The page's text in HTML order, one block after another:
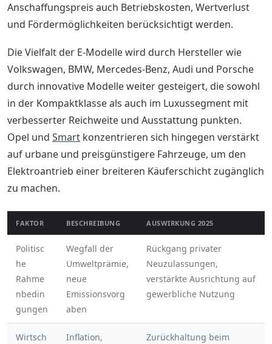
Anschaffungspreis auch Betriebskosten, Wertverlust
und Fördermöglichkeiten berücksichtigt werden.
Die Vielfalt der E-Modelle wird durch Hersteller wie
Volkswagen, BMW, Mercedes-Benz, Audi und Porsche
durch innovative Modelle weiter gesteigert, die sowohl
in der Kompaktklasse als auch im Luxussegment mit
verbesserter Reichweite und Ausstattung punkten.
Opel und Smart konzentrieren sich hingegen verstärkt
auf urbane und preisgünstigere Fahrzeuge, um den
Elektroantrieb einer breiteren Käuferschicht zugänglich
zu machen.
FAKTOR BESCHREIBUNG AUSWIRKUNG 2025
Politisc
he
Rahme
nbedin
gungen
Wegfall der
Umweltprämie,
neue
Emissionsvorg
aben
Rückgang privater
Neuzulassungen,
verstärkte Ausrichtung auf
gewerbliche Nutzung
Wirtsch
Inflation,
Zurückhaltung beim